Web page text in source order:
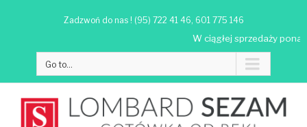
Zadzwoń do nas ! (95) 722 41 46, 601 775 146
W ciągłej sprzedaży
Go to...